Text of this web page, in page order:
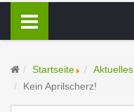
Startseite Aktuelles
Kein Aprilscherz!